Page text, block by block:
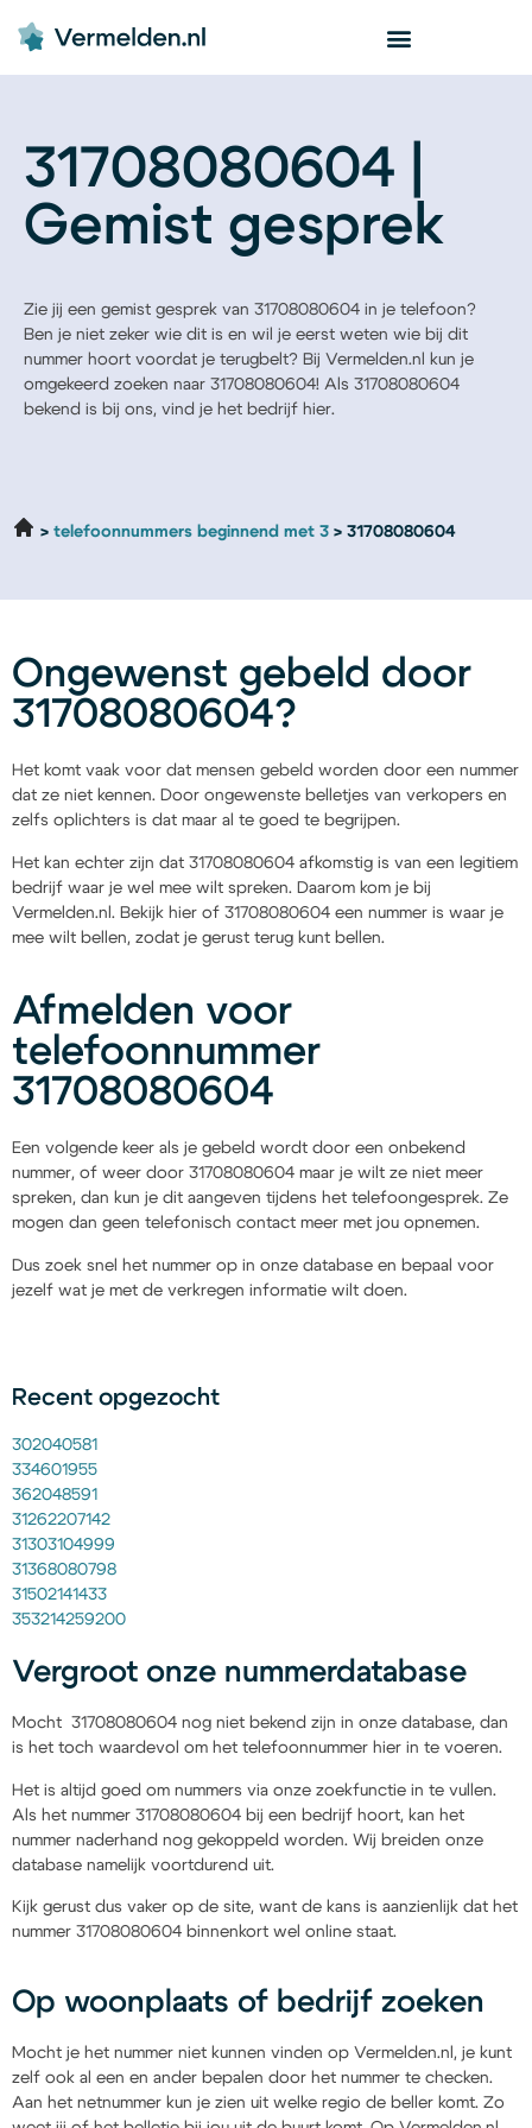
31708080604 |
Gemist gesprek
Zie jij een gemist gesprek van 31708080604 in je telefoon?
Ben je niet zeker wie dit is en wil je eerst weten wie bij dit
nummer hoort voordat je terugbelt? Bij Vermelden.nl kun je
omgekeerd zoeken naar 31708080604! Als 31708080604
bekend is bij ons, vind je het bedrijf hier.
telefoonnummers beginnend met 3 31708080604
Ongewenst gebeld door
31708080604?
Het komt vaak voor dat mensen gebeld worden door een nummer
dat ze niet kennen. Door ongewenste belletjes van verkopers en
zelfs oplichters is dat maar al te goed te begrijpen.
Het kan echter zijn dat 31708080604 afkomstig is van een legitiem
bedrijf waar je wel mee wilt spreken. Daarom kom je bij
Vermelden.nl. Bekijk hier of 31708080604 een nummer is waar je
mee wilt bellen, zodat je gerust terug kunt bellen.
Afmelden voor
telefoonnummer
31708080604
Een volgende keer als je gebeld wordt door een onbekend
nummer, of weer door 31708080604 maar je wilt ze niet meer
spreken, dan kun je dit aangeven tijdens het telefoongesprek. Ze
mogen dan geen telefonisch contact meer met jou opnemen.
Dus zoek snel het nummer op in onze database en bepaal voor
jezelf wat je met de verkregen informatie wilt doen.
Recent opgezocht
302040581
334601955
362048591
31262207142
31303104999
31368080798
31502141433
353214259200
Vergroot onze nummerdatabase
Mocht 31708080604 nog niet bekend zijn in onze database, dan
is het toch waardevol om het telefoonnummer hier in te voeren.
Het is altijd goed om nummers via onze zoekfunctie in te vullen.
Als het nummer 31708080604 bij een bedrijf hoort, kan het
nummer naderhand nog gekoppeld worden. Wij breiden onze
database namelijk voortdurend uit.
Kijk gerust dus vaker op de site, want de kans is aanzienlijk dat het
nummer 31708080604 binnenkort wel online staat.
Op woonplaats of bedrijf zoeken
Mocht je het nummer niet kunnen vinden op Vermelden.nl, je kunt
zelf ook al een en ander bepalen door het nummer te checken.
Aan het netnummer kun je zien uit welke regio de beller komt. Zo